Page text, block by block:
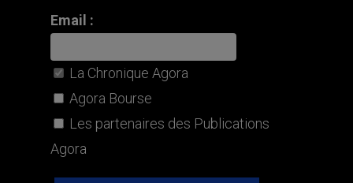
Email :
La Chronique Agora
Agora Bourse
Les partenaires des Publications
Agora